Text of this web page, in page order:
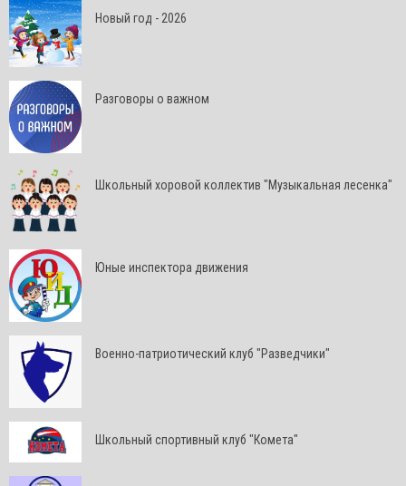
Новый год - 2026
Разговоры о важном
Школьный хоровой коллектив "Музыкальная лесенка"
Юные инспектора движения
Военно-патриотический клуб "Разведчики"
Школьный спортивный клуб "Комета"